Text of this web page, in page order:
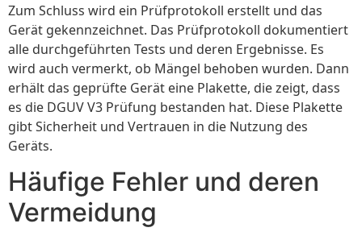
Zum Schluss wird ein Prüfprotokoll erstellt und das
Gerät gekennzeichnet. Das Prüfprotokoll dokumentiert
alle durchgeführten Tests und deren Ergebnisse. Es
wird auch vermerkt, ob Mängel behoben wurden. Dann
erhält das geprüfte Gerät eine Plakette, die zeigt, dass
es die DGUV V3 Prüfung bestanden hat. Diese Plakette
gibt Sicherheit und Vertrauen in die Nutzung des
Geräts.
Häufige Fehler und deren
Vermeidung